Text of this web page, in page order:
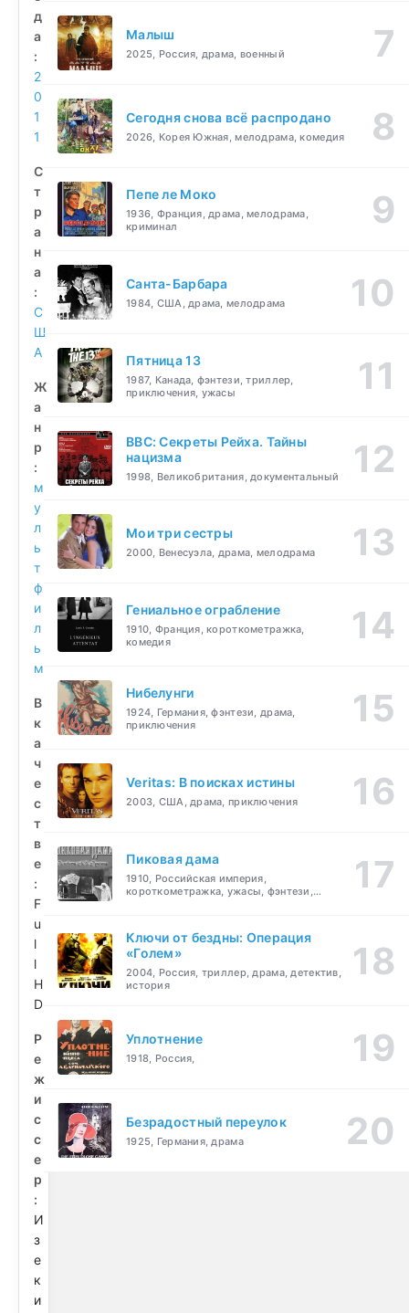
д
а
:
2
0
1
1
С
т
р
а
н
а
:
С
Ш
А
Ж
а
н
р
:
м
у
л
ь
т
ф
и
л
ь
м
В
к
а
ч
е
с
т
в
е
:
F
u
l
l
H
D
Р
е
ж
и
с
с
е
р
:
И
з
е
к
и
Малыш
2025, Россия, драма, военный
Сегодня снова всё распродано
2026, Корея Южная, мелодрама, комедия
Пепе ле Моко
1936, Франция, драма, мелодрама,
криминал
Санта-Барбара
1984, США, драма, мелодрама
Пятница 13
1987, Канада, фэнтези, триллер,
приключения, ужасы
BBC: Секреты Рейха. Тайны
нацизма
1998, Великобритания, документальный
Мои три сестры
2000, Венесуэла, драма, мелодрама
Гениальное ограбление
1910, Франция, короткометражка,
комедия
Нибелунги
1924, Германия, фэнтези, драма,
приключения
Veritas: В поисках истины
2003, США, драма, приключения
Пиковая дама
1910, Российская империя,
короткометражка, ужасы, фэнтези,
Ключи от бездны: Операция
«Голем»
2004, Россия, триллер, драма, детектив,
история
Уплотнение
1918, Россия,
Безрадостный переулок
1925, Германия, драма